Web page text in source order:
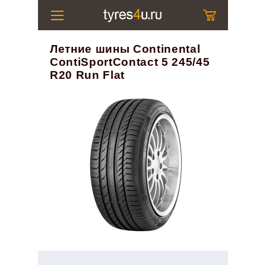
Летние шины Continental
ContiSportContact 5 245/45
R20 Run Flat